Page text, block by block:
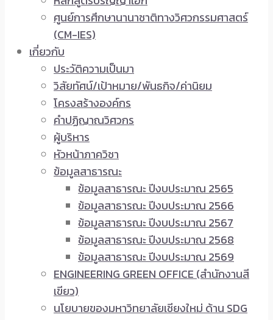
ศูนย์การศึกษานานาชาติทางวิศวกรรมศาสตร์
(CM-IES)
เกี่ยวกับ
ประวัติความเป็นมา
วิสัยทัศน์/เป้าหมาย/พันธกิจ/ค่านิยม
โครงสร้างองค์กร
คำปฏิญาณวิศวกร
ผู้บริหาร
หัวหน้าภาควิชา
ข้อมูลสาธารณะ
ข้อมูลสาธารณะ ปีงบประมาณ 2565
ข้อมูลสาธารณะ ปีงบประมาณ 2566
ข้อมูลสาธารณะ ปีงบประมาณ 2567
ข้อมูลสาธารณะ ปีงบประมาณ 2568
ข้อมูลสาธารณะ ปีงบประมาณ 2569
ENGINEERING GREEN OFFICE (สำนักงานสี
เขียว)
นโยบายของมหาวิทยาลัยเชียงใหม่ ด้าน SDG